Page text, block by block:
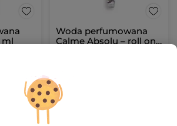
ml
Woda perfumowana
Calme Absolu – roll on
545.00 zł / 100ml
54.50 zł